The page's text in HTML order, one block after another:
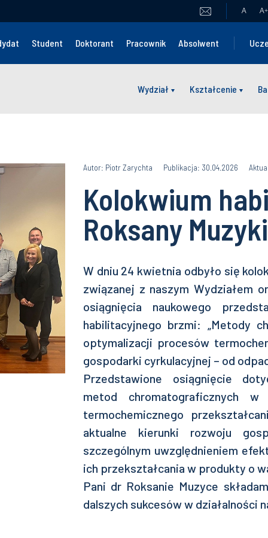
A A+
Student Doktorant Pracownik Absolwent
Wydział Kształcenie
Autor: Piotr Zarychta Publikacja: 30.04.2026
Kolokwium
Roksany Muzyki
W dniu 24 kwietnia odbyło się
związanej z naszym Wydziałem
osiągnięcia naukowego
habilitacyjnego brzmi: „Metody
optymalizacji procesów
gospodarki cyrkulacyjnej – od
Przedstawione osiągnięcie
metod chromatograficznych
termochemicznego
aktualne kierunki rozwoju
szczególnym uwzględnieniem
ich przekształcania w produkty o
Pani dr Roksanie Muzyce
dalszych sukcesów w działalności